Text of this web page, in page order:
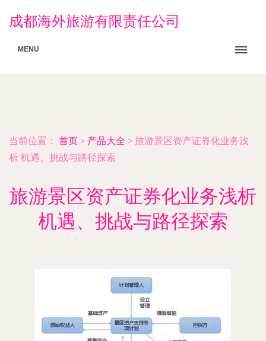
成都海外旅游有限责任公司
MENU
当前位置： 首页 > 产品大全 > 旅游景区资产证券化业务浅
析 机遇、挑战与路径探索
旅游景区资产证券化业务浅析
机遇、挑战与路径探索